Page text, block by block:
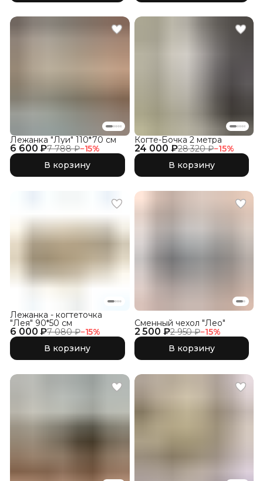
6 600 ₽7 788 ₽−15%
Лежанка "Луи" 110*70 см
В корзину
24 000 ₽28 320 ₽−15%
Когте-Бочка 2 метра
В корзину
6 000 ₽7 080 ₽−15%
Лежанка - когтеточка
"Лея" 90*50 см
В корзину
2 500 ₽2 950 ₽−15%
Сменный чехол "Лео"
В корзину